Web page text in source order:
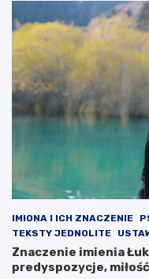
IMIONA I ICH ZNACZENIE
TEKSTY JEDNOLITE
Znaczenie imienia
predyspozycje, miłość